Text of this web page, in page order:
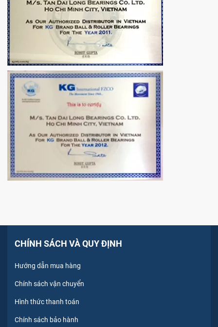
CHÍNH SÁCH VÀ QUY ĐỊNH
Hướng dẫn mua hàng
Chính sách vận chuyển
Hình thức thanh toán
Chính sách bảo hành